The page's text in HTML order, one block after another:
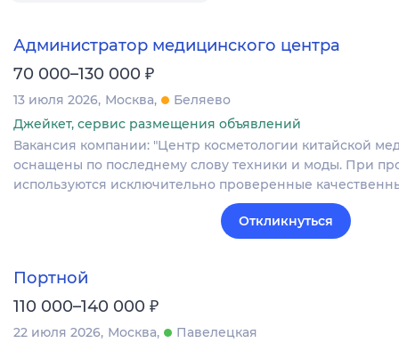
Администратор медицинского центра
70 000–130 000 ₽
13 июля 2026 Москва
Беляево
Джейкет, сервис размещения объявлений
Вакансия компании: "Центр косметологии китайской
оснащены по последнему слову техники и моды. При
используются исключительно проверенные
Откликнуться
Портной
110 000–140 000 ₽
22 июля 2026 Москва
Павелецкая